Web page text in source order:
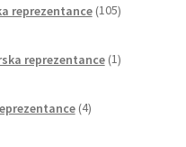
reprezentance 105izdelkov
reprezentance 1izdelek
4izdelki